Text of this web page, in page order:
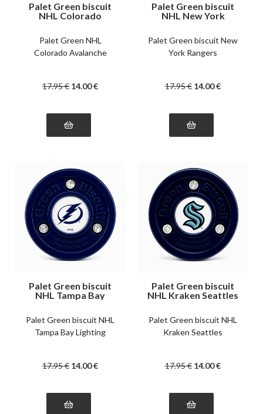
Palet Green biscuit
NHL Colorado
Palet Green NHL
Colorado Avalanche
17.95€ 14.00€
Palet Green biscuit
NHL New York
Palet Green biscuit New
York Rangers
17.95€ 14.00€
Palet Green biscuit
NHL Tampa Bay
Palet Green biscuit NHL
Tampa Bay Lighting
17.95€ 14.00€
Palet Green biscuit
NHL Kraken Seattles
Palet Green biscuit NHL
Kraken Seattles
17.95€ 14.00€